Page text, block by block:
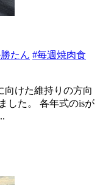
たん #毎週焼肉食
向けた維持りの方向
した。 各年式のisが